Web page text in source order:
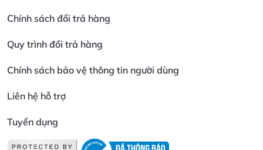
Chính sách đổi trả hàng
Quy trình đổi trả hàng
Chính sách bảo vệ thông tin người dùng
Liên hệ hỗ trợ
Tuyển dụng